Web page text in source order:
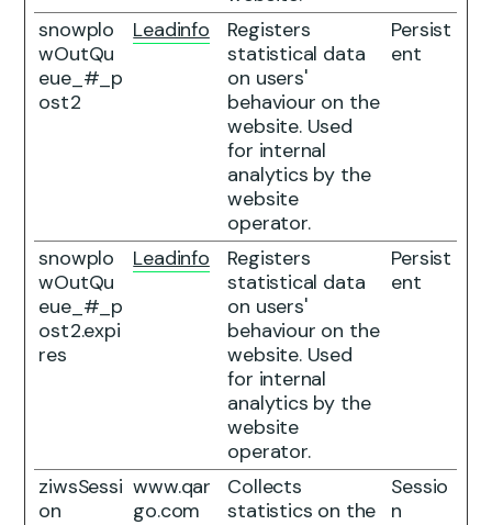
snowplo
wOutQu
eue_#_p
ost2
Leadinfo
Registers
statistical data
on users'
behaviour on the
website. Used
for internal
analytics by the
website
operator.
Persist
ent
snowplo
wOutQu
eue_#_p
ost2.expi
res
Leadinfo
Registers
statistical data
on users'
behaviour on the
website. Used
for internal
analytics by the
website
operator.
Persist
ent
ziwsSessi
on
www.qar
go.com
Collects
statistics on the
Sessio
n